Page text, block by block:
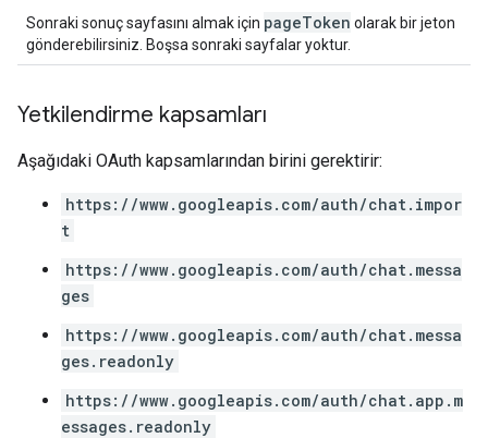
Sonraki sonuç sayfasını almak için pageToken olarak bir jeton
gönderebilirsiniz. Boşsa sonraki sayfalar yoktur.
Yetkilendirme kapsamları
Aşağıdaki OAuth kapsamlarından birini gerektirir:
https://www.googleapis.com/auth/chat.impor
t
https://www.googleapis.com/auth/chat.messa
ges
https://www.googleapis.com/auth/chat.messa
ges.readonly
https://www.googleapis.com/auth/chat.app.m
essages.readonly